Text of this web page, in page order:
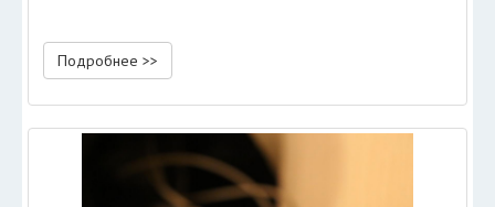
Подробнее >>